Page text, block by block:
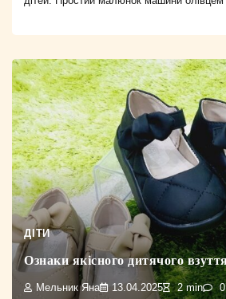
ДІТИ
Ознаки якісного дитячого
Мельник Яна 13.04.2025 2 min 0